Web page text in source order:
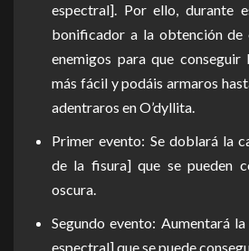
espectral]. Por ello, durante
bonificador a la obtención
enemigos para que conseguir
más fácil y podáis armaros
adentraros en O’dyllita.
Primer evento: Se doblará la
de la fisura] que se pueden
oscura.
Segundo evento: Aumentará
espectral] que se puede